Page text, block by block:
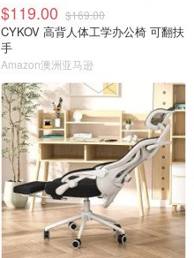
$119.00 $169.00
CYKOV 高背人体工学办公椅 可翻扶
手
Amazon澳洲亚马逊